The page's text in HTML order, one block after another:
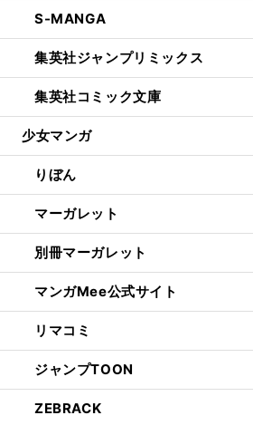
S-MANGA
集英社ジャンプリミックス
集英社コミック文庫
少女マンガ
りぼん
マーガレット
別冊マーガレット
マンガMee公式サイト
リマコミ
ジャンプTOON
ZEBRACK